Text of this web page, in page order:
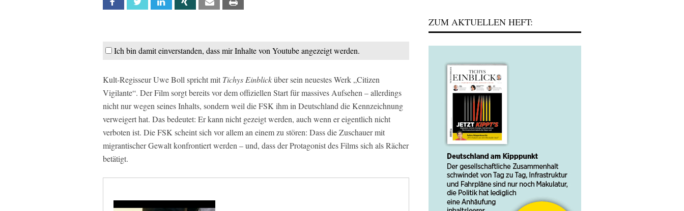
Facebook Twitter Linkedin Xing Email
Ich bin damit einverstanden, dass mir Inhalte von Youtube angezeigt werden.
Kult-Regisseur Uwe Boll spricht mit Tichys Einblicküber sein neuestes Werk „Citizen
Vigilante“. Der Film sorgt bereits vor dem offiziellen Start für massives Aufsehen – allerdings
nicht nur wegen seines Inhalts, sondern weil die FSK ihm in Deutschland die Kennzeichnung
verweigert hat. Das bedeutet: Er kann nicht gezeigt werden, auch wenn er eigentlich nicht
verboten ist. Die FSK scheint sich vor allem an einem zu stören: Dass die Zuschauer mit
migrantischer Gewalt konfrontiert werden – und, dass der Protagonist des Films sich als Rächer
betätigt.
ZUM AKTUELLEN HEFT: